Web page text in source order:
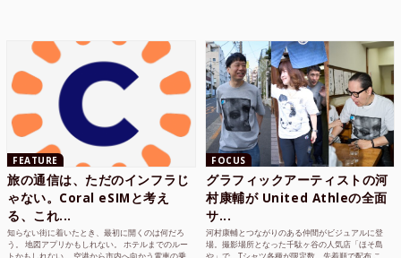
FEATURE
旅の通信は、ただのインフラじ
ゃない。Coral eSIMと考え
る、これ...
知らない街に着いたとき、最初に開くのは何だろ
う。 地図アプリかもしれない。 ホテルまでのルー
FOCUS
グラフィックアーティストの河
村康輔が United Athleの全面
サ...
河村康輔とつながりのある仲間がビジュアルに登
場。撮影場所となった千駄ヶ谷の人気店「ほそ島